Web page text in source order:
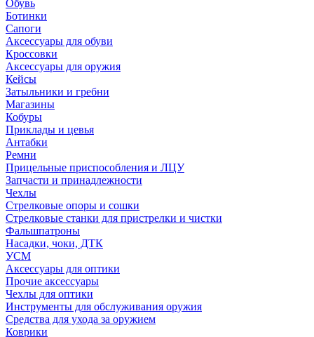
Обувь
Ботинки
Сапоги
Аксессуары для обуви
Кроссовки
Аксессуары для оружия
Кейсы
Затыльники и гребни
Магазины
Кобуры
Приклады и цевья
Антабки
Ремни
Прицельные приспособления и ЛЦУ
Запчасти и принадлежности
Чехлы
Стрелковые опоры и сошки
Стрелковые станки для пристрелки и чистки
Фальшпатроны
Насадки, чоки, ДТК
УСМ
Аксессуары для оптики
Прочие аксессуары
Чехлы для оптики
Инструменты для обслуживания оружия
Средства для ухода за оружием
Коврики